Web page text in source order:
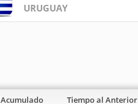
URUGUAY
Acumulado Tiempo al Anterior